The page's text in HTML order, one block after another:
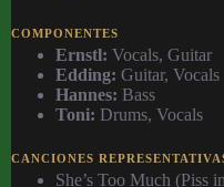
COMPONENTES
Ernstl: Vocals, Guitar
Edding: Guitar, Vocals
Hannes: Bass
Toni: Drums, Vocals
CANCIONES
She’s Too Much (Piss